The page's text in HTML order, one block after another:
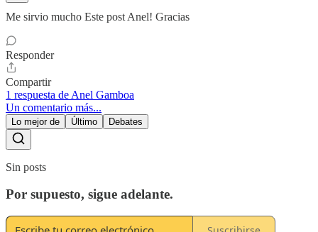
Me sirvio mucho Este post Anel! Gracias
Responder
Compartir
1 respuesta de Anel Gamboa
Un comentario más...
Lo mejor de Último Debates
Sin posts
Por supuesto, sigue adelante.